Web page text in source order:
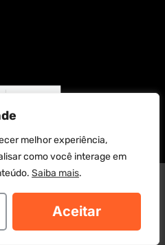
melhor experiência,
como você interage em
Saiba mais.
Aceitar
Política de privacidade